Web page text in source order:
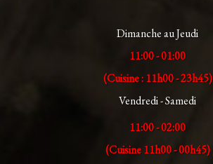
Dimanche au Jeudi
11:00 - 01:00
(Cuisine : 11h00 - 23h45)
Vendredi - Samedi
11:00 - 02:00
(Cuisine 11h00 - 00h45)